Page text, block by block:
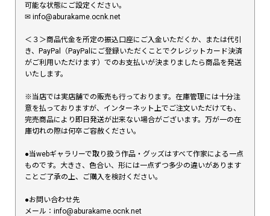
可能な状態にご設定ください。
✉︎ info@aburakame.ocnk.net
＜３＞商品代金を所定の振込口座にご入金いただくか、または代引
き、PayPal（PayPalにご登録いただくことでクレジットカード決済
がご利用いただけます）でのお支払いが決まりましたら商品を発送
いたします。
※当店では実店舗での販売も行っております。在庫管理には十分注
意を払っておりますが、インターネット上でご注文いただけても、
完売商品により即日発送が出来ない場合がございます。万が一の在
庫切れの際は何卒ご容赦ください。
●当webギャラリーで取り扱う作品・グッズはすべて作家による一点
ものです。大きさ、色合い、形には一点ずつ多少の違いがあります
ことご了承の上、ご購入を検討ください。
●お問い合わせ先
メール：info@aburakame.ocnk.net